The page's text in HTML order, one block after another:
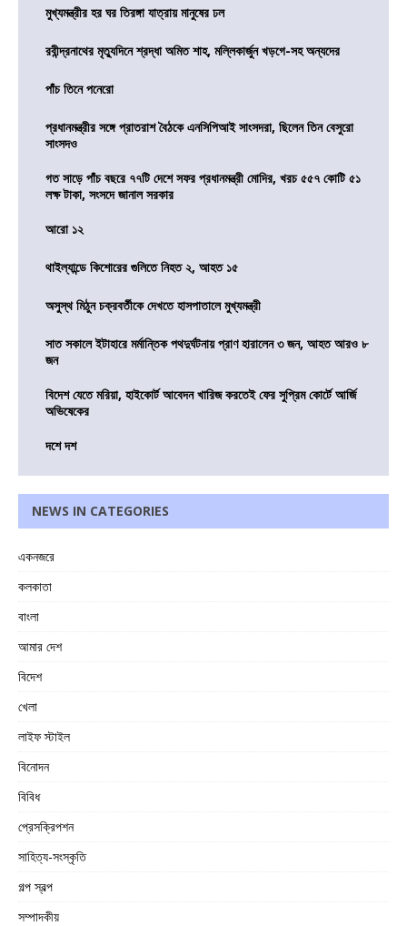
মুখ্যমন্ত্রীর হর ঘর তিরঙ্গা যাত্রায় মানুষের ঢল
রবীন্দ্রনাথের মৃত্যুদিনে শ্রদ্ধা অমিত শাহ, মল্লিকার্জুন খড়গে-সহ অন্যদের
পাঁচ তিনে পনেরো
প্রধানমন্ত্রীর সঙ্গে প্রাতরাশ বৈঠকে এনসিপিআই সাংসদরা, ছিলেন তিন বেসুরো
সাংসদও
গত সাড়ে পাঁচ বছরে ৭৭টি দেশে সফর প্রধানমন্ত্রী মোদির, খরচ ৫৫৭ কোটি ৫১
লক্ষ টাকা, সংসদে জানাল সরকার
আরো ১২
থাইল্যান্ডে কিশোরের গুলিতে নিহত ২, আহত ১৫
অসুস্থ মিঠুন চক্রবর্তীকে দেখতে হাসপাতালে মুখ্যমন্ত্রী
সাত সকালে ইটাহারে মর্মান্তিক পথদুর্ঘটনায় প্রাণ হারালেন ৩ জন, আহত আরও ৮
জন
বিদেশ যেতে মরিয়া, হাইকোর্ট আবেদন খারিজ করতেই ফের সুপ্রিম কোর্টে আর্জি
অভিষেকের
দশে দশ
NEWS IN CATEGORIES
একনজরে
কলকাতা
বাংলা
আমার দেশ
বিদেশ
খেলা
লাইফ স্টাইল
বিনোদন
বিবিধ
প্রেসক্রিপশন
সাহিত্য-সংস্কৃতি
গল্প স্বল্প
সম্পাদকীয়